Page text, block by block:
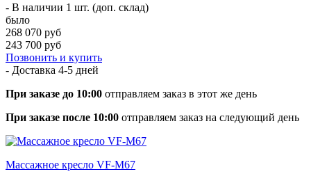
- В наличии 1 шт. (доп. склад)
было
268 070 руб
243 700 руб
Позвонить и купить
- Доставка 4-5 дней
При заказе до 10:00 отправляем заказ в этот же день
При заказе после 10:00 отправляем заказ на следующий день
Массажное кресло VF-M67